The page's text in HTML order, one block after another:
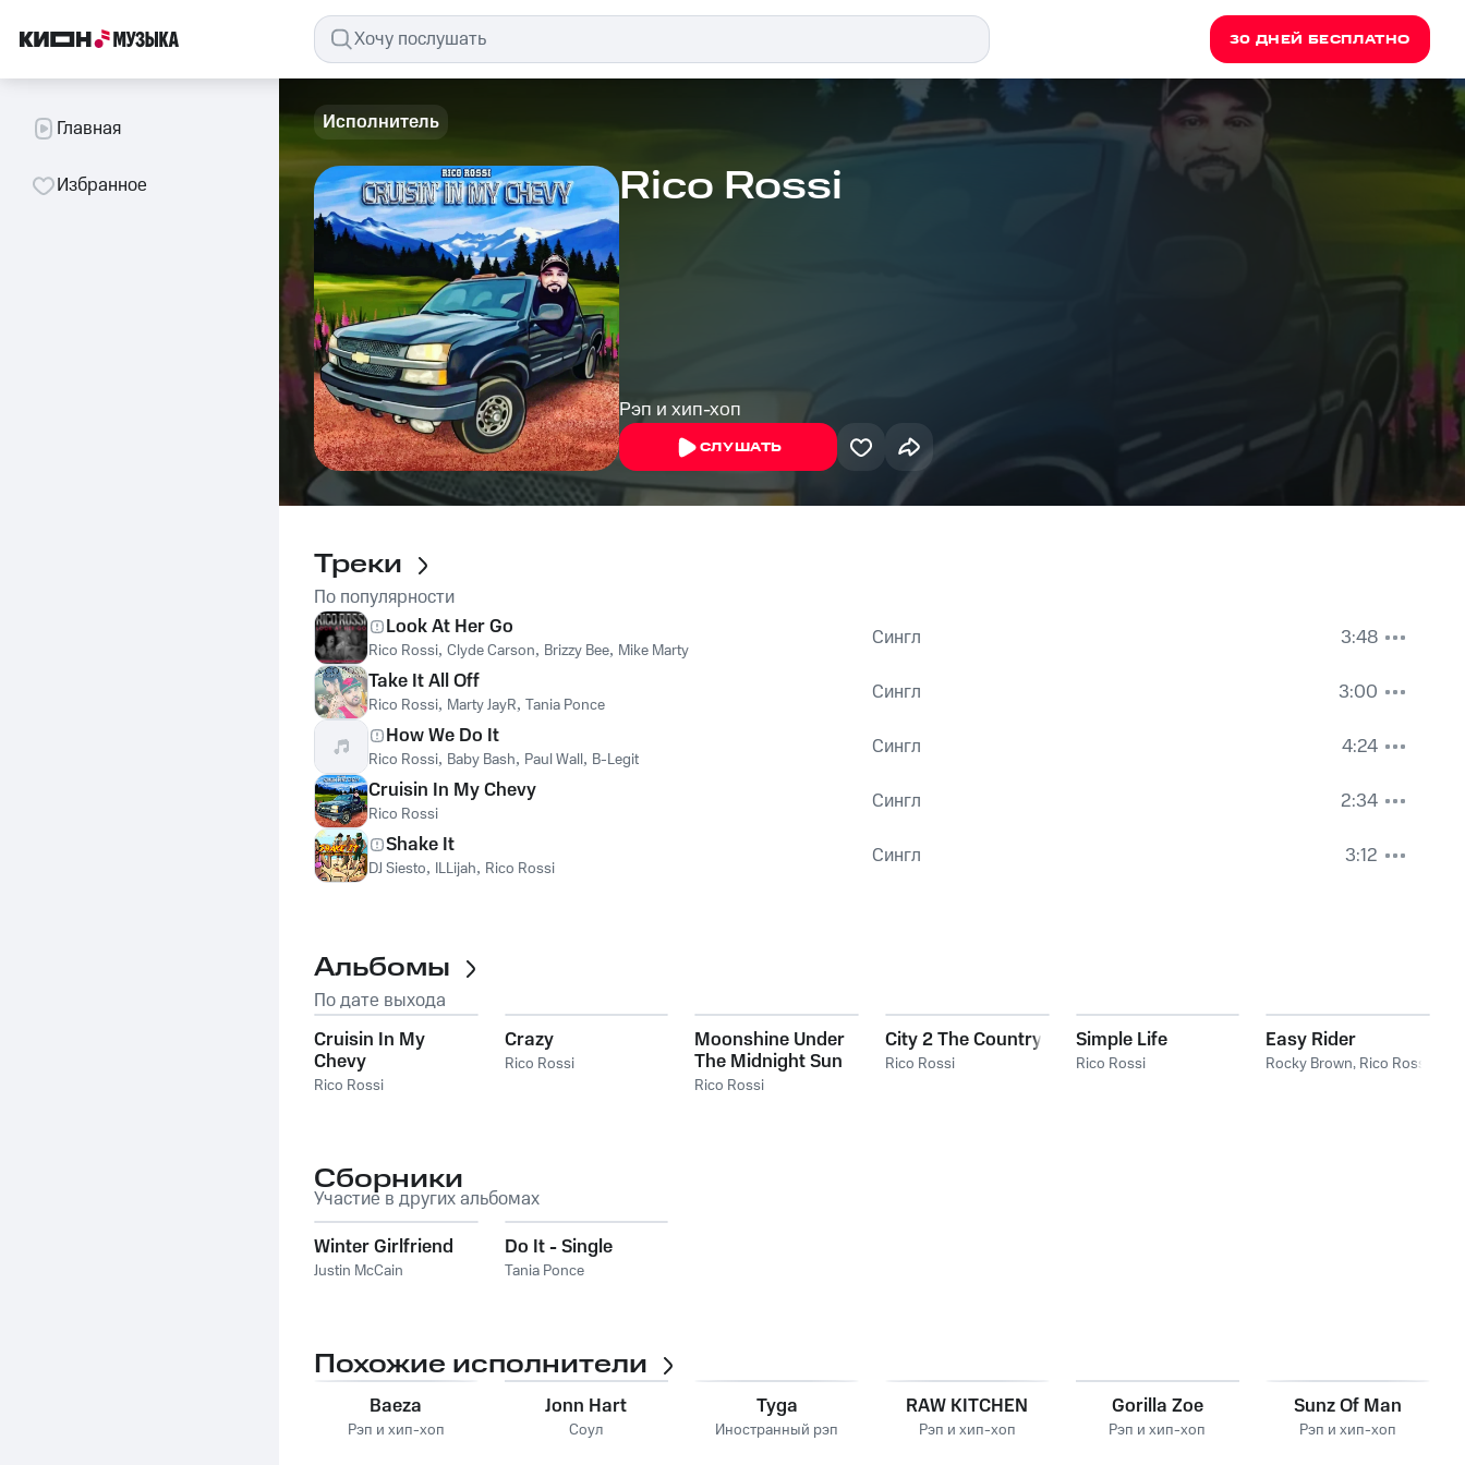
30 ДНЕЙ БЕСПЛАТНО
Главная
Избранное
Исполнитель
Rico Rossi
Рэп и хип-хоп
СЛУШАТЬ
Треки
По популярности
Look At Her Go
Rico Rossi, Clyde Carson, Brizzy Bee, Mike Marty Сингл
3:48
Take It All Off
Rico Rossi, Marty JayR, Tania Ponce Сингл
3:00
How We Do It
Rico Rossi, Baby Bash, Paul Wall, B-Legit Сингл
4:24
Cruisin In My Chevy
Rico Rossi Сингл
2:34
Shake It
DJ Siesto, ILLijah, Rico Rossi Сингл 3:12
Альбомы
По дате выхода
Cruisin In My
Chevy
Rico Rossi
Crazy
Rico Rossi
Moonshine Under
The Midnight Sun
Rico Rossi
City 2 The Country
Rico Rossi
Simple Life
Rico Rossi
Easy Rider
Rocky Brown, Rico Rossi
Сборники
Участие в других альбомах
Winter Girlfriend
Justin McCain
Do It - Single
Tania Ponce
Похожие исполнители
Baeza
Рэп и хип-хоп
Jonn Hart
Соул
Tyga
Иностранный рэп
RAW KITCHEN
Рэп и хип-хоп
Gorilla Zoe
Рэп и хип-хоп
Sunz Of Man
Рэп и хип-хоп